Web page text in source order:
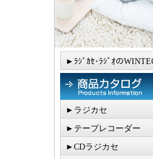
►ﾗｼﾞｶｾ･ﾗｼﾞｵの
►ラジカセ
►テープレコーダー
►CDラジカセ